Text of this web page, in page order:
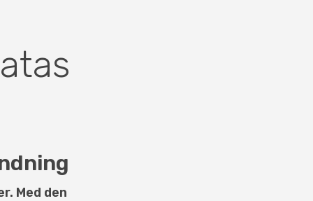
Med den